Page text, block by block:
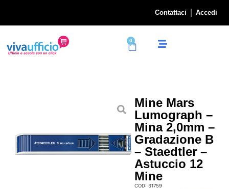
Contattaci Accedi
0
Mine Mars
Lumograph –
Mina 2,0mm –
Gradazione B
– Staedtler –
Astuccio 12
Mine
COD: 31759